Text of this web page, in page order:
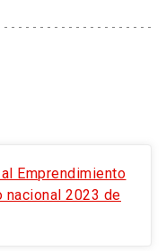
Emprendimiento
2023 de